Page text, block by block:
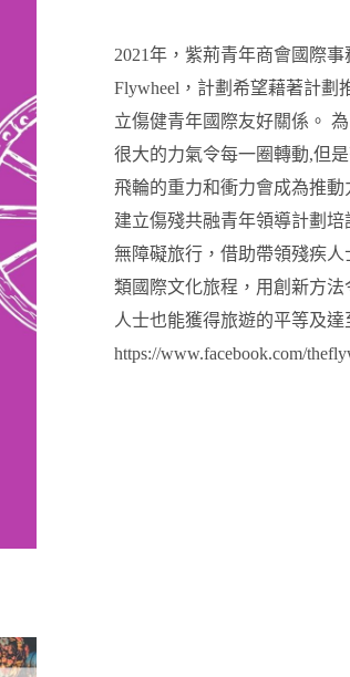
2021年，紫荊青年商會國際
Flywheel，計劃希望藉著計劃
立傷健青年國際友好關係。
很大的力氣令每一圈轉動,但
飛輪的重力和衝力會成為推
建立傷殘共融青年領導計劃
無障礙旅行，借助帶領殘疾
類國際文化旅程，用創新方
人士也能獲得旅遊的平等及
https://www.facebook.com/